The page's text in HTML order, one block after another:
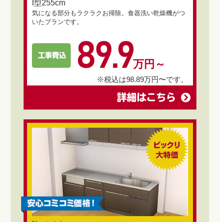
I型255cm
気になる部分もラクラクお掃除。食器洗い乾燥機がつ
いたプランです。
89.9万円～
※税込は98.89万円〜です。
詳細はこちら